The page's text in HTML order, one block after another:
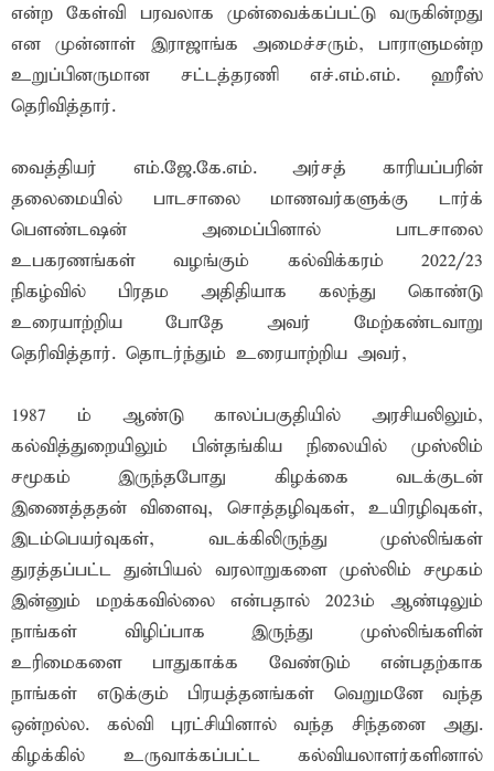
என்ற கேள்வி பரவலாக முன்வைக்கப்பட்டு வருகின்றது
என முன்னாள் இராஜாங்க அமைச்சரும், பாராளுமன்ற
உறுப்பினருமான சட்டத்தரணி எச்.எம்.எம். ஹரீஸ்
தெரிவித்தார்.
வைத்தியர் எம்.ஜே.கே.எம். அர்சத் காரியப்பரின்
தலைமையில் பாடசாலை மாணவர்களுக்கு டார்க்
பௌண்டஷன் அமைப்பினால் பாடசாலை
உபகரணங்கள் வழங்கும் கல்விக்கரம் 2022/23
நிகழ்வில் பிரதம அதிதியாக கலந்து கொண்டு
உரையாற்றிய போதே அவர் மேற்கண்டவாறு
தெரிவித்தார். தொடர்ந்தும் உரையாற்றிய அவர்,
1987 ம் ஆண்டு காலப்பகுதியில் அரசியலிலும்,
கல்வித்துறையிலும் பின்தங்கிய நிலையில் முஸ்லிம்
சமூகம் இருந்தபோது கிழக்கை வடக்குடன்
இணைத்ததன் விளைவு, சொத்தழிவுகள், உயிரழிவுகள்,
இடம்பெயர்வுகள், வடக்கிலிருந்து முஸ்லிங்கள்
துரத்தப்பட்ட துன்பியல் வரலாறுகளை முஸ்லிம் சமூகம்
இன்னும் மறக்கவில்லை என்பதால் 2023ம் ஆண்டிலும்
நாங்கள் விழிப்பாக இருந்து முஸ்லிங்களின்
உரிமைகளை பாதுகாக்க வேண்டும் என்பதற்காக
நாங்கள் எடுக்கும் பிரயத்தனங்கள் வெறுமனே வந்த
ஒன்றல்ல. கல்வி புரட்சியினால் வந்த சிந்தனை அது.
கிழக்கில் உருவாக்கப்பட்ட கல்வியலாளர்களினால்